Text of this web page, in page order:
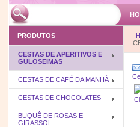
PRODUTOS
CESTAS DE APERITIVOS E
GULOSEIMAS
CESTAS DE CAFÉ DA MANHÃ
CESTAS DE CHOCOLATES
BUQUÊ DE ROSAS E
GIRASSOL